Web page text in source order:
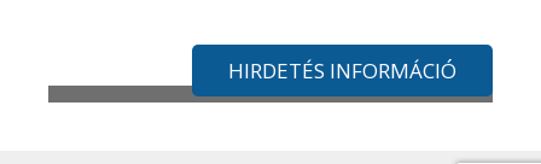
HIRDETÉS INFORMÁCIÓ